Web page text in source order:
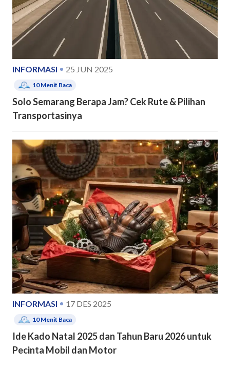
INFORMASI 25 JUN 2025
10Menit Baca
Solo Semarang Berapa Jam? Cek Rute & Pilihan
Transportasinya
INFORMASI 17 DES 2025
10Menit Baca
Ide Kado Natal 2025 dan Tahun Baru 2026 untuk
Pecinta Mobil dan Motor